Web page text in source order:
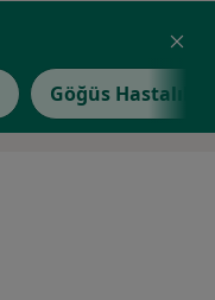
Göğüs